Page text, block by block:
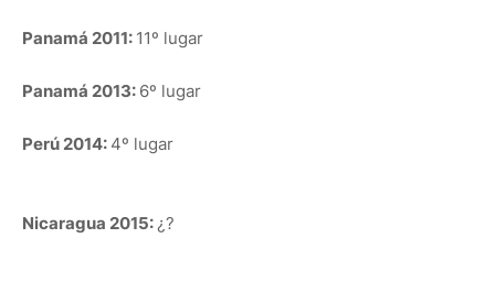
Panamá 2011: 11º lugar
Panamá 2013: 6º lugar
Perú 2014: 4º lugar
Nicaragua 2015:¿?